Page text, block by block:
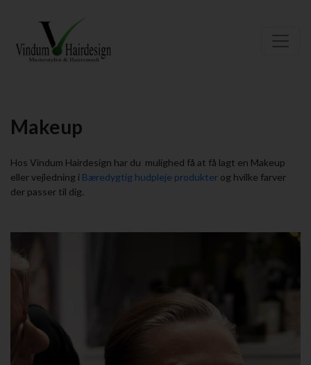
Makeup
Hos Vindum Hairdesign har du mulighed få at få lagt en Makeup
eller vejledning i Bæredygtig hudpleje produkter og hvilke farver
der passer til dig.